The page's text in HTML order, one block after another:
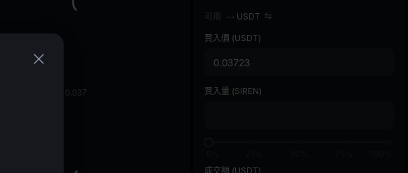
0.037
可用 -- USDT
買入價 (USDT)
買入量 (SIREN)
成交額 (USDT)